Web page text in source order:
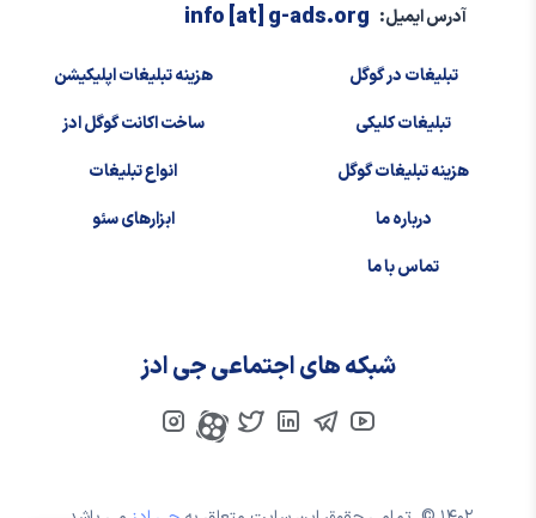
آدرس ایمیل: info [at] g-ads.org
تبلیغات در گوگل
تبلیغات کلیکی
هزینه تبلیغات گوگل
درباره ما
تماس با ما
هزینه تبلیغات اپلیکیشن
ساخت اکانت گوگل ادز
انواع تبلیغات
ابزارهای سئو
شبکه های اجتماعی جی ادز